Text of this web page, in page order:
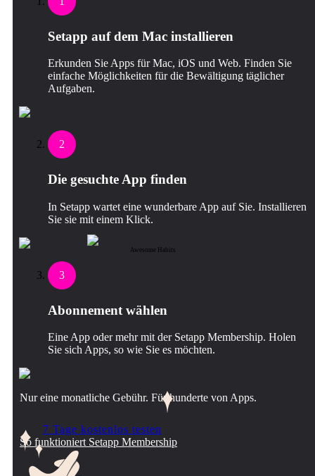
Setapp auf dem Mac installieren
Erkunden Sie Apps für Mac, iOS und Web. Finden Sie
einfache Möglichkeiten für die Bewältigung täglicher
Aufgaben.
2
Die gesuchte App finden
In Setapp wartet eine wunderbare App auf Sie. Installieren
Sie sie mit einem Klick.
Awesome Habits
3
Abonnement wählen
Eine App oder mehr mit der Setapp Membership. Holen
Sie sich Apps, so wie Sie es möchten.
Nur eine monatliche Gebühr. Für hunderte von Apps.
7 Tage kostenlos testen
So funktioniert Setapp Membership